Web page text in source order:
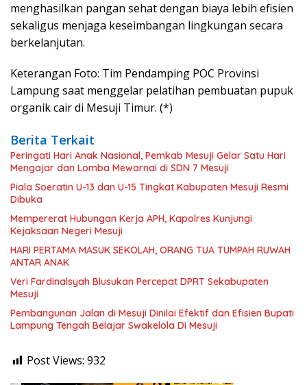
menghasilkan pangan sehat dengan biaya lebih efisien
sekaligus menjaga keseimbangan lingkungan secara
berkelanjutan.
Keterangan Foto: Tim Pendamping POC Provinsi
Lampung saat menggelar pelatihan pembuatan pupuk
organik cair di Mesuji Timur. (*)
Berita Terkait
Peringati Hari Anak Nasional, Pemkab Mesuji Gelar Satu Hari
Mengajar dan Lomba Mewarnai di SDN 7 Mesuji
Piala Soeratin U-13 dan U-15 Tingkat Kabupaten Mesuji Resmi
Dibuka
Mempererat Hubungan Kerja APH, Kapolres Kunjungi
Kejaksaan Negeri Mesuji
HARI PERTAMA MASUK SEKOLAH, ORANG TUA TUMPAH RUWAH
ANTAR ANAK
Veri Fardinalsyah Blusukan Percepat DPRT Sekabupaten
Mesuji
Pembangunan Jalan di Mesuji Dinilai Efektif dan Efisien Bupati
Lampung Tengah Belajar Swakelola Di Mesuji
Post Views: 932